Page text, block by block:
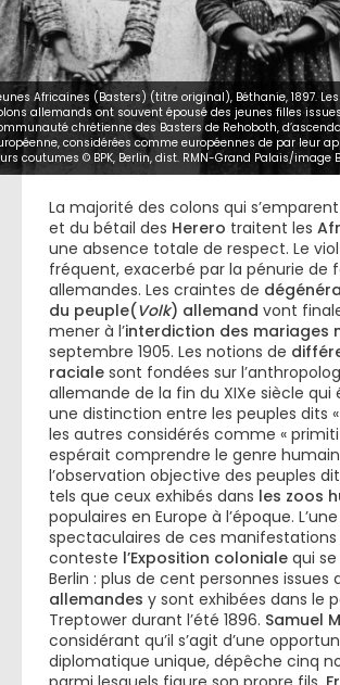
Africaines (Basters) (titre original), Béthanie, 1897.
allemands ont souvent épousé des jeunes filles
chrétienne des Basters de Rehoboth,
considérées comme européennes de par leur
coutumes © BPK, Berlin, dist. RMN-Grand Palais/image
La majorité des colons qui
et du bétail des Herero traitent les
une absence totale de respect. Le
fréquent, exacerbé par la pénurie de
allemandes. Les craintes de
du peuple(Volk) allemand vont
mener à l’interdiction des mariages
septembre 1905. Les notions de
raciale sont fondées sur
allemande de la fin du XIXe siècle qui
une distinction entre les peuples dits
les autres considérés comme «
espérait comprendre le genre
l’observation objective des peuples
tels que ceux exhibés dans les zoos
populaires en Europe à l’époque.
spectaculaires de ces manifestations
conteste l’Exposition coloniale qui
Berlin : plus de cent personnes issues
allemandes y sont exhibées dans le
Treptower durant l’été 1896. Samuel
considérant qu’il s’agit d’une
diplomatique unique, dépêche cinq